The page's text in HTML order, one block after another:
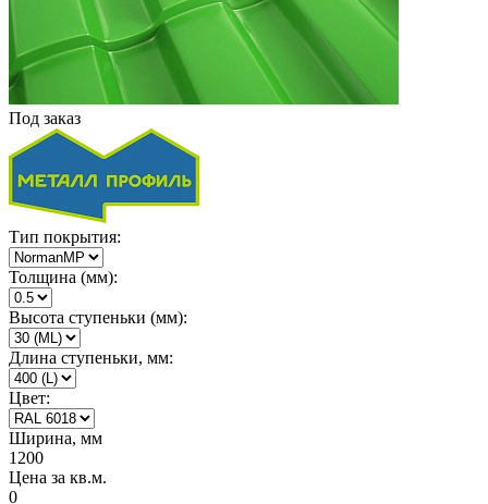
Под заказ
Тип покрытия:
Толщина (мм):
Высота ступеньки (мм):
Длина ступеньки, мм:
Цвет:
Ширина, мм
1200
Цена за кв.м.
0